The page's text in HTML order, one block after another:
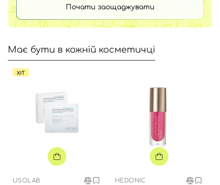
Почати заощаджувати
Має бути в кожній косметичці
ХІТ
USOLAB
HEDONIC